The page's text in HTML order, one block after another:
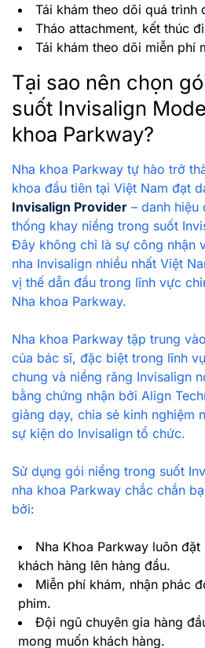
Tái khám theo dõi quá trình
Tháo attachment, kết thúc
Tái khám theo dõi miễn phí
Tại sao nên chọn
suốt Invisalign
khoa Parkway?
Nha khoa Parkway tự hào trở
khoa đầu tiên tại Việt Nam đạt
Invisalign Provider – danh hiệu
thống khay niềng trong suốt
Đây không chỉ là sự công nhận
nha Invisalign nhiều nhất Việt
vị thế dẫn đầu trong lĩnh vực
Nha khoa Parkway.
Nha khoa Parkway tập trung
của bác sĩ, đặc biệt trong lĩnh
chung và niềng răng Invisalign
bằng chứng nhận bởi Align
giảng dạy, chia sẻ kinh nghiệm
sự kiện do Invisalign tổ chức.
Sử dụng gói niềng trong suốt
nha khoa Parkway chắc chắn
bởi:
Nha Khoa Parkway luôn
khách hàng lên hàng đầu.
Miễn phí khám, nhận phác
phim.
Đội ngũ chuyên gia hàng
mong muốn khách hàng.